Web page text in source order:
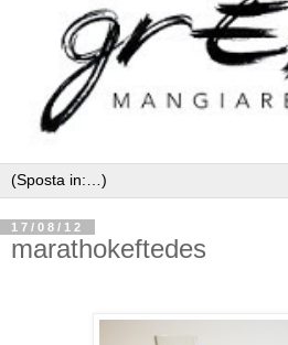
17/08/12
marathokeftedes